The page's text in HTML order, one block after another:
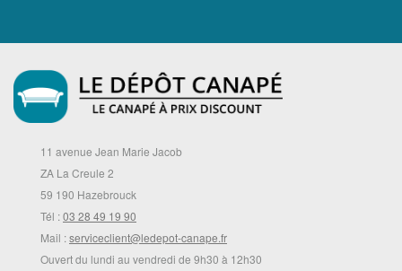
11 avenue Jean Marie Jacob
ZA La Creule 2
59 190 Hazebrouck
Tél :03 28 49 19 90
Mail :serviceclient@ledepot-canape.fr
Ouvert du lundi au vendredi de 9h30 à 12h30